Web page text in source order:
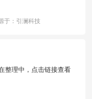
于：引澜科技
整理中，点击链接查看